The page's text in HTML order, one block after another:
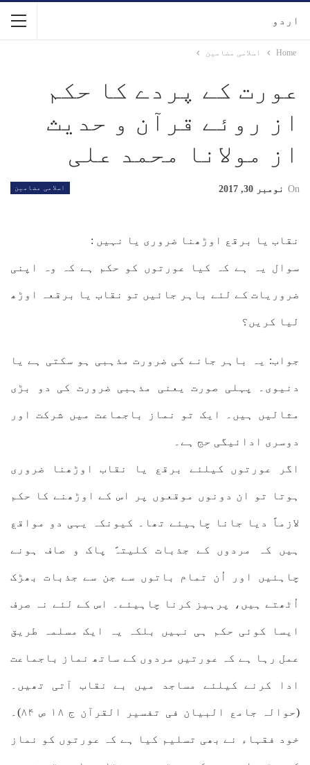
اردو
Home اسلامی مضامین
عورت کے پردے کا حکم
از روئے قرآن و حدیث
از مولانا محمد علی
اسلامی مضامین On نومبر 30, 2017
نقاب یا برقع اوڑھنا ضروری یا نہیں :
سوال یہ ہے کہ کیا عورتوں کو حکم ہے کہ وہ اپنی
ضروریات کے لئے باہر جائیں تو نقاب یا برقعہ اوڑھ
لیا کریں؟
جواب: یہ باہر جانے کی ضرورت مذہبی ہو سکتی ہے یا
دنیوی۔ پہلی صورت یعنی مذہبی ضرورت کی دو بڑی
مثالیں ہیں۔ ایک تو نماز باجماعت میں شرکت اور
دوسری ادائیگی حج ہے۔
اگر عورتوں کیلئے برقع یا نقاب اوڑھنا ضروری
ہوتا تو ان دونوں موقعوں پر اس کے اوڑھنے کا حکم
لازماً دیا جانا چاہیئے تھا۔ کیونکہ یہی دو مواقع
ہیں کہ مردوں کے جذبات کلیتہً پاک و صاف ہونے
چاہئیں اور اُن تمام باتوں سے جن سے جذبات بھڑک
اُٹھتے ہیں، پرہیز کرنا چاہیئے۔ اس کے لئے نہ صرف
ایسا کوئی حکم ہی نہیں بلکہ یہ ایک مسلمہ طریق
عمل رہا ہے کہ عورتیں مردوں کے ساتھ نماز باجماعت
ادا کرنے کیلئے مساجد میں بے نقاب آتی تھیں۔
(حوالہ جامع البیان فی تفسیر القرآن ج ۱۸ ص ۸۴)۔
خود فقہاء نے بھی تسلیم کیا ہے کہ عورتوں کو نماز